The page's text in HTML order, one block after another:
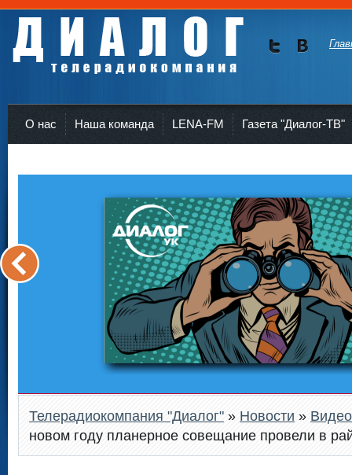
О нас Наша команда LENA-FM Газета "Диалог-ТВ"
Телерадиокомпания "Диалог" » Новости »
новом году планерное совещание провели в